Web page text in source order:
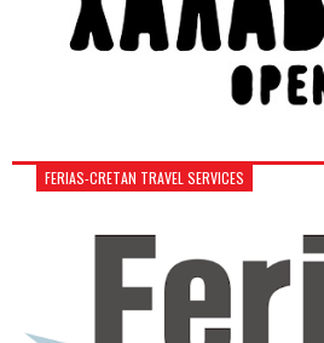
FERIAS-CRETAN TRAVEL SERVICES